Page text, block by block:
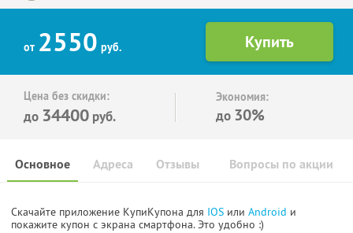
от 2550 руб.
Цена без скидки:
до 34400 руб.
Экономия:
до 30%
Основное Отзывы Вопросы по акции
Адреса
Скачайте приложение КупиКупона для IOS или Android и
покажите купон с экрана смартфона. Это удобно :)